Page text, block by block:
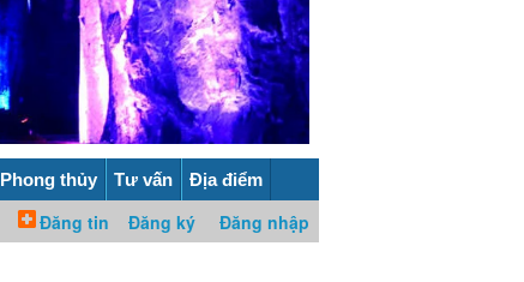
Phong thủy Tư vấn Địa điểm